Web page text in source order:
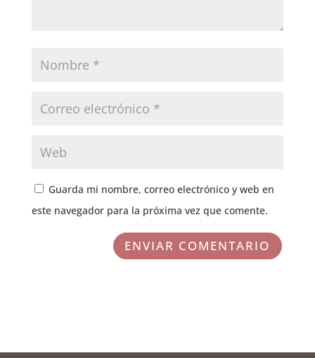
Guarda mi nombre, correo electrónico y web en
este navegador para la próxima vez que comente.
ENVIAR COMENTARIO